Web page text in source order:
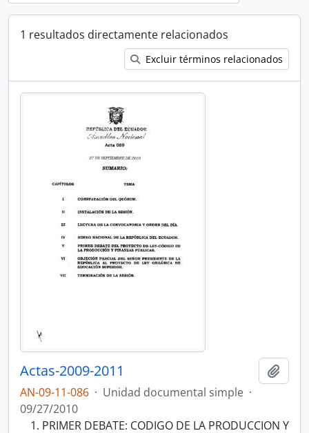
1 resultados directamente relacionados
Excluir términos relacionados
Actas-2009-2011
AN-09-11-086 · Unidad documental simple ·
09/27/2010
PRIMER DEBATE: CODIGO DE LA PRODUCCION Y